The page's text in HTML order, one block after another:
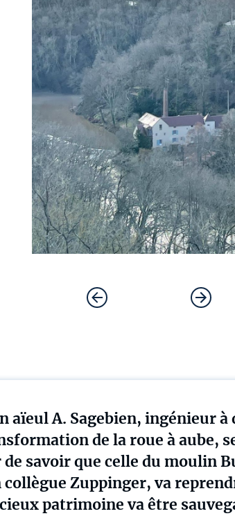
aïeul A. Sagebien, ingénieur à
de la roue à aube,
savoir que celle du moulin
collègue Zuppinger, va
patrimoine va être